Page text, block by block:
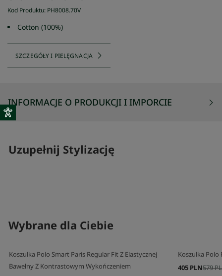
Kod Produktu: PH8008.70V
Cotton (100%)
SZCZEGÓŁY I PIELĘGNACJA
INFORMACJE O PRODUKCJI I IMPORCIE
Uzupełnij Stylizację
Wybrane dla Ciebie
Koszulka Polo Smart Paris Regular Fit Z Elastycznej
Bawełny Z Kontrastowym Wykończeniem
Koszulka Polo
579
405 PLN